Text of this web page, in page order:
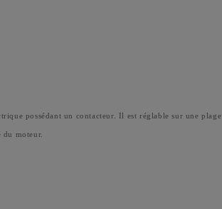
possédant un contacteur. Il est réglable sur une plage
moteur.